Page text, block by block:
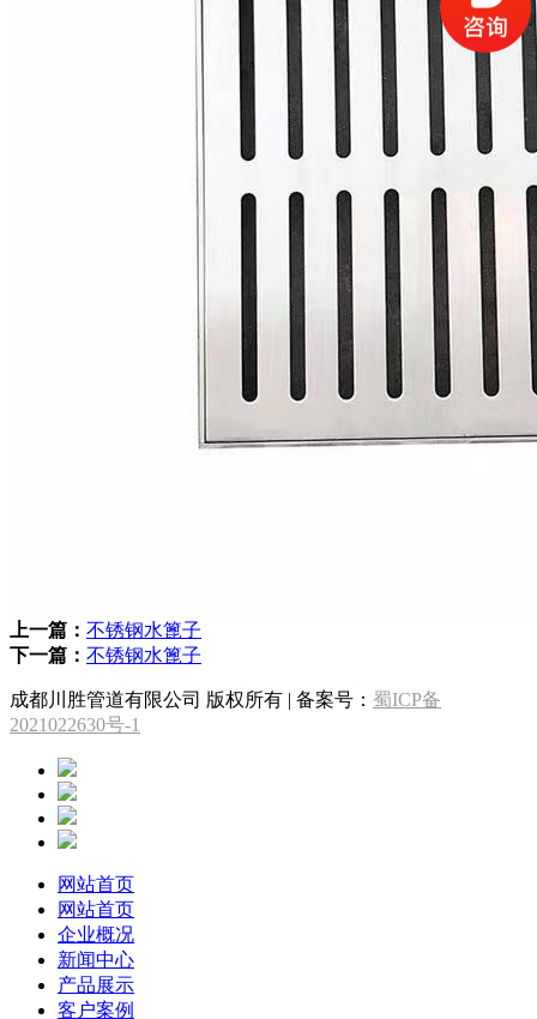
上一篇： 不锈钢水篦子
下一篇： 不锈钢水篦子
成都川胜管道有限公司 版权所有 | 备案号： 蜀ICP备
2021022630号-1
网站首页
网站首页
企业概况
新闻中心
产品展示
客户案例